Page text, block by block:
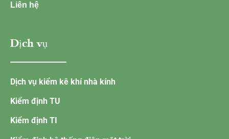
Liên hệ
Dịch vụ
Dịch vụ kiểm kê khí nhà kính
Kiểm định TU
Kiểm định TI